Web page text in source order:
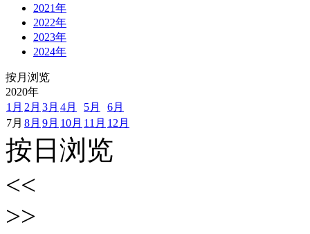
2021年
2022年
2023年
2024年
按月浏览
2020年
1月 2月 3月 4月 5月
6月
7月 8月 9月 10月 11月 12月
按日浏览
<<
>>